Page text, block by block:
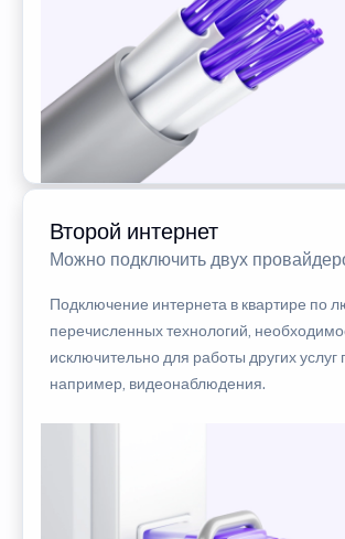
Второй интернет
Можно подключить двух
Подключение интернета в квартире по
перечисленных технологий,
исключительно для работы других услуг
например, видеонаблюдения.